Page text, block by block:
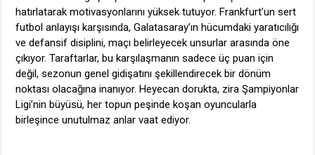
hatırlatarak motivasyonlarını yüksek tutuyor. Frankfurt’un sert
futbol anlayışı karşısında, Galatasaray’ın hücumdaki yaratıcılığı
ve defansif disiplini, maçı belirleyecek unsurlar arasında öne
çıkıyor. Taraftarlar, bu karşılaşmanın sadece üç puan için
değil, sezonun genel gidişatını şekillendirecek bir dönüm
noktası olacağına inanıyor. Heyecan dorukta, zira Şampiyonlar
Ligi’nin büyüsü, her topun peşinde koşan oyuncularla
birleşince unutulmaz anlar vaat ediyor.